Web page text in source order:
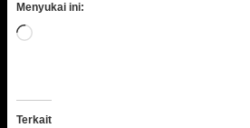
Menyukai ini:
Memuat...
Terkait